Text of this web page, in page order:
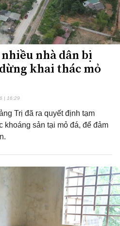
nhà dân bị
khai thác mỏ
| 16:29
Trị đã ra quyết định tạm
khoáng sản tại mỏ đá, để đảm